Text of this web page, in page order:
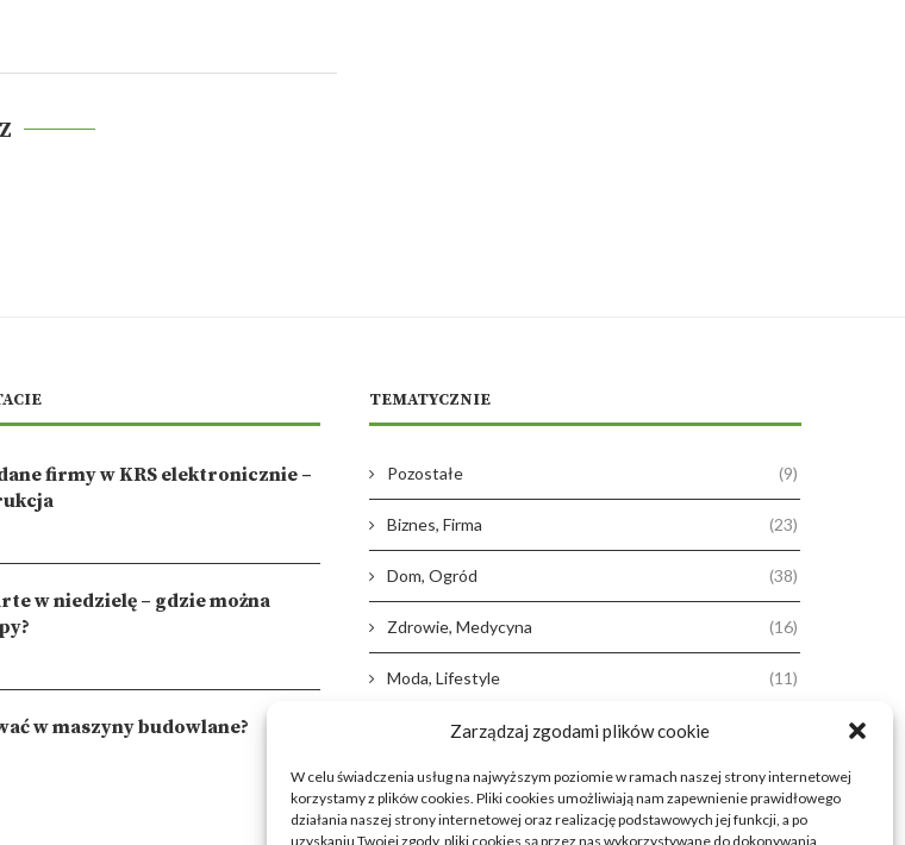
Zarządzaj zgodami plików cookie
W celu świadczenia usług na najwyższym poziomie w ramach naszej strony internetowej
korzystamy z plików cookies. Pliki cookies umożliwiają nam zapewnienie prawidłowego
działania naszej strony internetowej oraz realizację podstawowych jej funkcji, a po
uzyskaniu Twojej zgody, pliki cookies są przez nas wykorzystywane do dokonywania
firmy w KRS elektronicznie –
w niedzielę – gdzie można
w maszyny budowlane?
TEMATYCZNIE
Pozostałe (9)
Biznes, Firma (23)
Dom, Ogród (38)
Zdrowie, Medycyna (16)
Moda, Lifestyle (11)
Motoryzacja
Rozrywka, Edukacja (26)
Usługi (20)